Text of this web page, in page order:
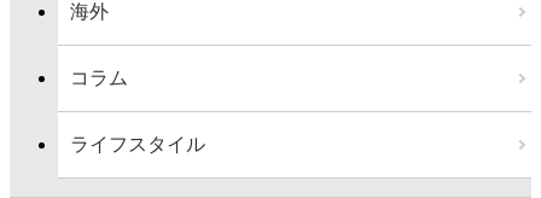
海外
コラム
ライフスタイル